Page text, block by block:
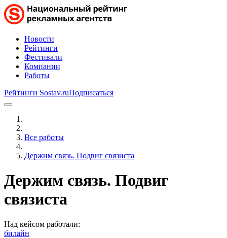
Новости
Рейтинги
Фестивали
Компании
Работы
Рейтинги Sostav.ruПодписаться
Все работы
Держим связь. Подвиг связиста
Держим связь. Подвиг
связиста
Над кейсом работали:
билайн